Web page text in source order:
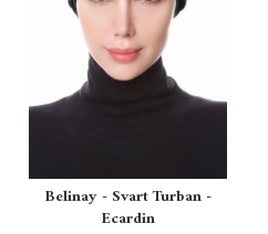
Belinay - Svart Turban -
Ecardin